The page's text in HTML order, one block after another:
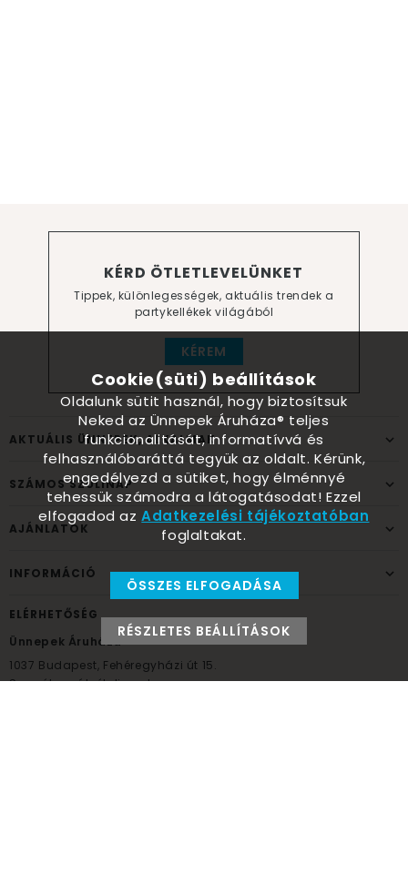
KÉRD ÖTLETLEVELÜNKET
Tippek, különlegességek, aktuális trendek a
partykellékek világából
KÉREM
AKTUÁLIS ÜNNEPEK, ALKALMAK
SZÁMOS SZÜLINAP
AJÁNLATOK
INFORMÁCIÓ
ELÉRHETŐSÉG
Ünnepek Áruháza
1037 Budapest, Fehéregyházi út 15.
Személyes átvételi pont
Cookie(süti) beállítások
Oldalunk sütit használ, hogy biztosítsuk
Neked az Ünnepek Áruháza® teljes
funkcionalitását, informatívvá és
felhasználóbaráttá tegyük az oldalt. Kérünk,
engedélyezd a sütiket, hogy élménnyé
tehessük számodra a látogatásodat! Ezzel
elfogadod azAdatkezelési tájékoztatóban
foglaltakat.
ÖSSZES ELFOGADÁSA
RÉSZLETES BEÁLLÍTÁSOK